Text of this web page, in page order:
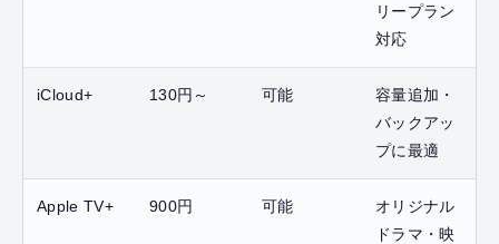
リープラン
対応
iCloud+ 130円～ 可能
容量追加・
バックアッ
プに最適
Apple TV+ 900円 可能
オリジナル
ドラマ・映